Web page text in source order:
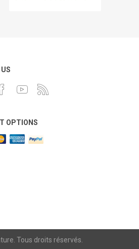
OPTIONS
Tous droits réservés.